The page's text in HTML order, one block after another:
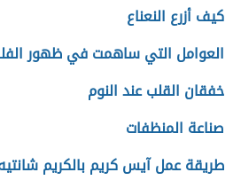
كيف أزرع النعناع
العوامل التي ساهمت في ظهور
خفقان القلب عند النوم
صناعة المنظفات
طريقة عمل آيس كريم بالكريم